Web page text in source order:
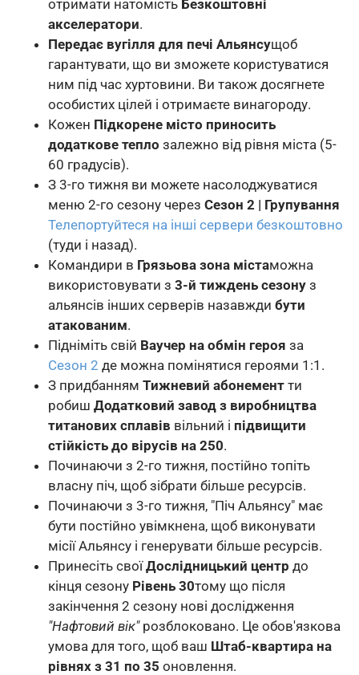
отримати натомість Безкоштовні
акселератори.
Передає вугілля для печі Альянсущоб
гарантувати, що ви зможете користуватися
ним під час хуртовини. Ви також досягнете
особистих цілей і отримаєте винагороду.
Кожен Підкорене місто приносить
додаткове тепло залежно від рівня міста (5-
60 градусів).
З 3-го тижня ви можете насолоджуватися
меню 2-го сезону через Сезон 2 | Групування
Телепортуйтеся на інші сервери безкоштовно
(туди і назад).
Командири в Грязьова зона містаможна
використовувати з 3-й тиждень сезону з
альянсів інших серверів назавжди бути
атакованим.
Підніміть свій Ваучер на обмін героя за
Сезон 2 де можна помінятися героями 1:1.
З придбанням Тижневий абонемент ти
робиш Додатковий завод з виробництва
титанових сплавів вільний і підвищити
стійкість до вірусів на 250.
Починаючи з 2-го тижня, постійно топіть
власну піч, щоб зібрати більше ресурсів.
Починаючи з 3-го тижня, "Піч Альянсу" має
бути постійно увімкнена, щоб виконувати
місії Альянсу і генерувати більше ресурсів.
Принесіть своїДослідницький центр до
кінця сезону Рівень 30тому що після
закінчення 2 сезону нові дослідження
"Нафтовий вік"розблоковано. Це обов'язкова
умова для того, щоб ваш Штаб-квартира на
рівнях з 31 по 35 оновлення.
Malay
Vietnamese